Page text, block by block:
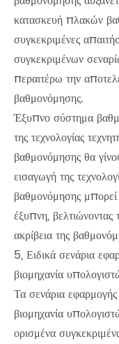
κατασκευή πλακών
συγκεκριμένες
συγκεκριμένων
περαιτέρω την
βαθμονόμησης.
Έξυπνο σύστημα
της τεχνολογίας
βαθμονόμησης θα
εισαγωγή της
βαθμονόμησης μπορεί
έξυπνη, βελτιώνοντας
ακρίβεια της
5, Ειδικά σενάρια
βιομηχανία
Τα σενάρια
βιομηχανία
ορισμένα